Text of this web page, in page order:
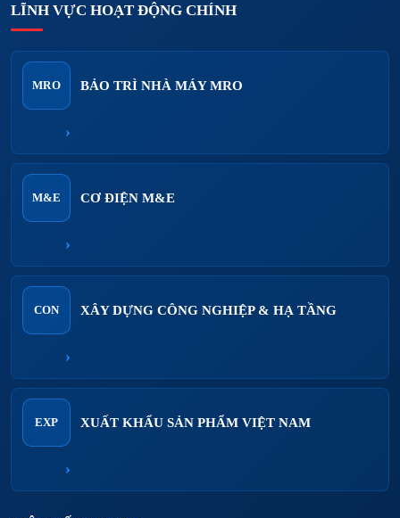
LĨNH VỰC HOẠT ĐỘNG CHÍNH
MRO BẢO TRÌ NHÀ MÁY MRO
›
M&E CƠ ĐIỆN M&E
›
CON XÂY DỰNG CÔNG NGHIỆP & HẠ TẦNG
›
EXP XUẤT KHẨU SẢN PHẨM VIỆT NAM
›